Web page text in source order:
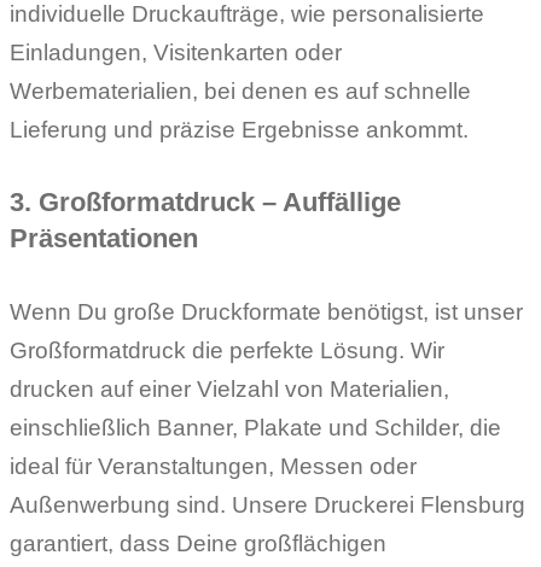
individuelle Druckaufträge, wie personalisierte
Einladungen, Visitenkarten oder
Werbematerialien, bei denen es auf schnelle
Lieferung und präzise Ergebnisse ankommt.
3. Großformatdruck – Auffällige
Präsentationen
Wenn Du große Druckformate benötigst, ist unser
Großformatdruck die perfekte Lösung. Wir
drucken auf einer Vielzahl von Materialien,
einschließlich Banner, Plakate und Schilder, die
ideal für Veranstaltungen, Messen oder
Außenwerbung sind. Unsere Druckerei Flensburg
garantiert, dass Deine großflächigen